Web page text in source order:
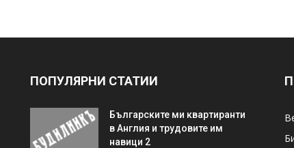
ПОПУЛЯРНИ СТАТИИ
Българските ми квартиранти
в Англия и трудовите им
навици 2